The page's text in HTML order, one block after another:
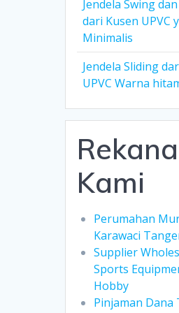
Jendela Swing
dari Kusen UPVC
Minimalis
Jendela Sliding
UPVC Warna
Kami
Perumahan
Karawaci
Supplier
Sports
Hobby
Pinjaman Dana